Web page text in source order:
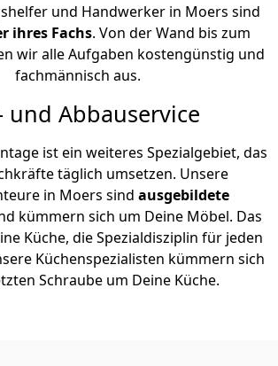
und Handwerker in Moers sind
ihres Fachs. Von der Wand bis zum
wir alle Aufgaben kostengünstig und
fachmännisch aus.
und Abbauservice
ist ein weiteres Spezialgebiet, das
täglich umsetzen. Unsere
in Moers sind ausgebildete
kümmern sich um Deine Möbel. Das
Küche, die Spezialdisziplin für jeden
Küchenspezialisten kümmern sich
Schraube um Deine Küche.